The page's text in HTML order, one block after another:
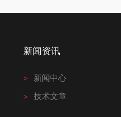
新闻资讯
新闻中心
技术文章